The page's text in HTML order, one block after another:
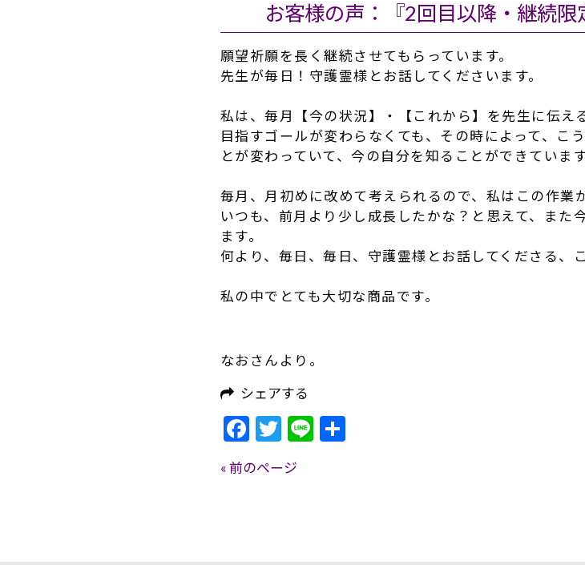
お客様の声：『2回目以降・継続限
願望祈願を長く継続させてもらっています。
先生が毎日！守護霊様とお話してくださいます。
私は、毎月【今の状況】・【これから】を先生に伝え
目指すゴールが変わらなくても、その時によって、こう
とが変わっていて、今の自分を知ることができています
毎月、月初めに改めて考えられるので、 私はこの作業
いつも、前月より少し成長したかな？と思えて、
また
ます。
何より、毎日、毎日、守護霊様とお話してくださる、
私の中でとても大切な商品です。
なおさんより。
シェアする
Facebook
Twitter
Line共
« 前のページ